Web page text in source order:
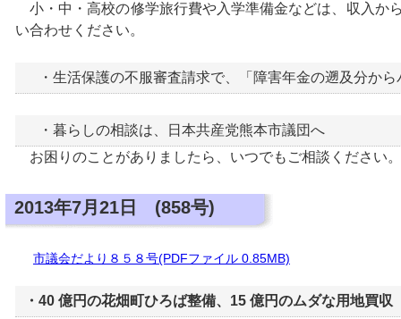
小・中・高校の修学旅行費や入学準備金などは、収入か
い合わせください。
・生活保護の不服審査請求で、「障害年金の遡及分か
・暮らしの相談は、日本共産党熊本市議団へ
お困りのことがありましたら、いつでもご相談くだ
2013年7月21日 (858号)
市議会だより８５８号(PDFファイル 0.85MB)
・40 億円の花畑町ひろば整備、15 億円のムダな用地買収